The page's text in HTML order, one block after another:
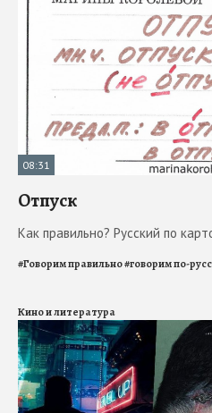
08:31
Отпуск
Как правильно? Русский по
#Говорим правильно#говорим по-
Кино и литература